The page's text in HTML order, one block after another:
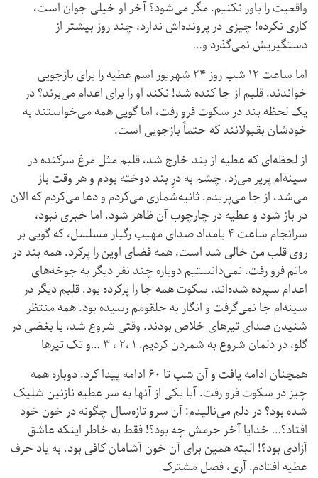
واقعیت را باور نکنیم. مگر می‌شود؟ آخر او خیلی جوان است،
کاری نکرده! چیزی در پرونده‌اش ندارد، چند روز بیشتر از
دستگیریش نمی‌گذرد و…
اما ساعت ۱۲ شب روز ۲۴ شهریور اسم عطیه را برای بازجویی
خواندند. قلبم از جا کنده شد! نکند او را برای اعدام می‌برند؟ در
یک لحظه بند در سکوت فرو رفت، اما گویی همه می‌خواستند به
خودشان بقبولانند که حتماً بازجویی است.
از لحظه‌ای که عطیه از بند خارج شد، قلبم مثل مرغ سرکنده در
سینه‌ام پرپر می‌زد. چشم به درِ بند دوخته بودم و هر وقت باز
می‌شد، از جا می‌پریدم. ثانیه‌شماری می‌کردم و دعا می‌کردم که الان
در باز شود و عطیه در چارچوب آن ظاهر شود. اما خبری نبود،
سرانجام ساعت ۴ بامداد صدای مهیب رگبار مسلسل، که گویی بر
روی قلب من خالی شد است، همه فضای اوین را پرکرد. همه بند در
ماتم فرو رفت. نمی‌دانستیم دوباره چند نفر دیگر به جوخه‌های
اعدام سپرده شده‌اند. سکوت همه جا را پرکرده بود. قلبم دیگر در
سینه‌ام جا نمی‌گرفت و انگار به حلقومم رسیده بود. همه منتظر
شنیدن صدای تیرهای خلاص بودند. وقتی شروع شد، با بغضی در
گلو، در دلمان شروع به شمردن کردیم. ۱ ،۲ ، ۳ …و تک تیرها
همچنان ادامه یافت و آن شب تا ۶۰ ادامه پیدا کرد. دوباره همه
چیز در سکوت فرو رفت. آیا یکی از آنها به سر عطیه نازنین شلیک
شده بود؟ در دلم می‌نالیدم: آن سرو تازه‌سال چگونه در خون خود
افتاد؟… خدایا آخر جرمش چه بود؟! فقط به خاطر اینکه عاشق
آزادی بود؟! البته همین برای آن خون آشامان کافی بود. به یاد حرف
عطیه افتادم. آری، فصل مشترک